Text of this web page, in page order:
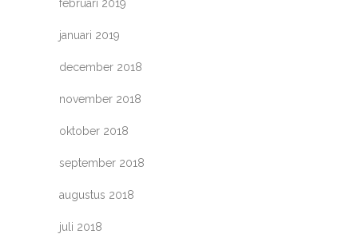
februari 2019
januari 2019
december 2018
november 2018
oktober 2018
september 2018
augustus 2018
juli 2018